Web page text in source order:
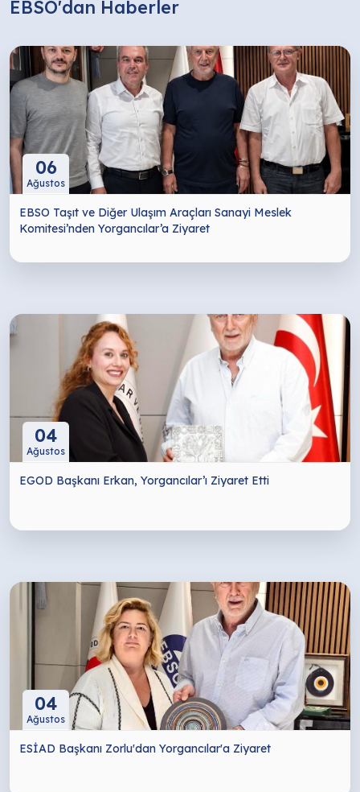
EBSO'dan Haberler
06
Ağustos
EBSO Taşıt ve Diğer Ulaşım Araçları Sanayi Meslek
Komitesi’nden Yorgancılar’a Ziyaret
04
Ağustos
EGOD Başkanı Erkan, Yorgancılar’ı Ziyaret Etti
04
Ağustos
ESİAD Başkanı Zorlu'dan Yorgancılar'a Ziyaret